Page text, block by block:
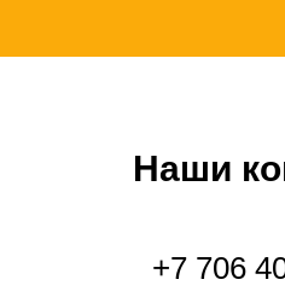
Наши
+7 706